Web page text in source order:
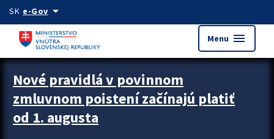
Preskocit na hlavný obsah
SK e-Govarrow_drop_down
Menu menu
Zastavit automatický posun upútavok
Nové pravidlá v povinnom
zmluvnom poistení začínajú platiť
od 1. augusta